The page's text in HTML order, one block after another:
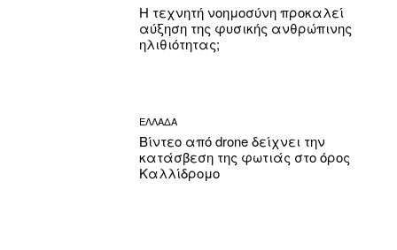
Η τεχνητή νοημοσύνη προκαλεί
αύξηση της φυσικής ανθρώπινης
ηλιθιότητας;
ΕΛΛΑΔΑ
Βίντεο από drone δείχνει την
κατάσβεση της φωτιάς στο όρος
Καλλίδρομο